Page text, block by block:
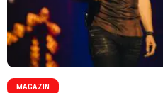
MAGAZIN